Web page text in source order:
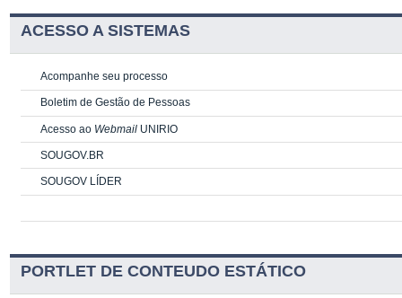
ACESSO A SISTEMAS
Acompanhe seu processo
Boletim de Gestão de Pessoas
Acesso ao Webmail UNIRIO
SOUGOV.BR
SOUGOV LÍDER
PORTLET DE CONTEUDO ESTÁTICO